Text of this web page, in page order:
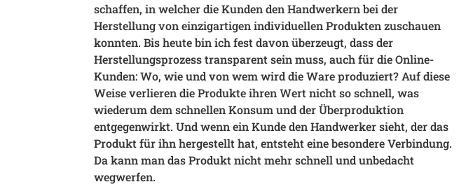
schaffen, in welcher die Kunden den Handwerkern bei der
Herstellung von einzigartigen individuellen Produkten zuschauen
konnten. Bis heute bin ich fest davon überzeugt, dass der
Herstellungsprozess transparent sein muss, auch für die Online-
Kunden: Wo, wie und von wem wird die Ware produziert? Auf diese
Weise verlieren die Produkte ihren Wert nicht so schnell, was
wiederum dem schnellen Konsum und der Überproduktion
entgegenwirkt. Und wenn ein Kunde den Handwerker sieht, der das
Produkt für ihn hergestellt hat, entsteht eine besondere Verbindung.
Da kann man das Produkt nicht mehr schnell und unbedacht
wegwerfen.